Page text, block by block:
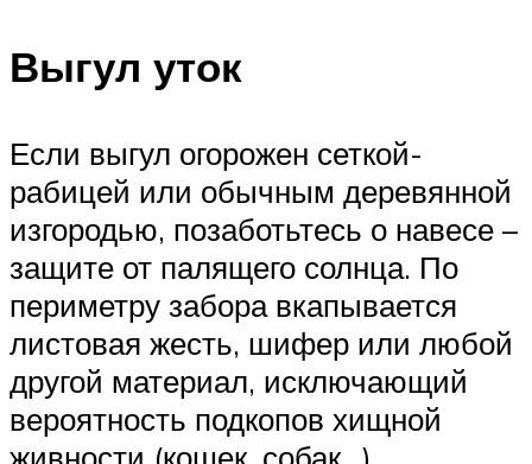
Выгул уток
Если выгул огорожен сеткой-
рабицей или обычным деревянной
изгородью, позаботьтесь о навесе –
защите от палящего солнца. По
периметру забора вкапывается
листовая жесть, шифер или любой
другой материал, исключающий
вероятность подкопов хищной